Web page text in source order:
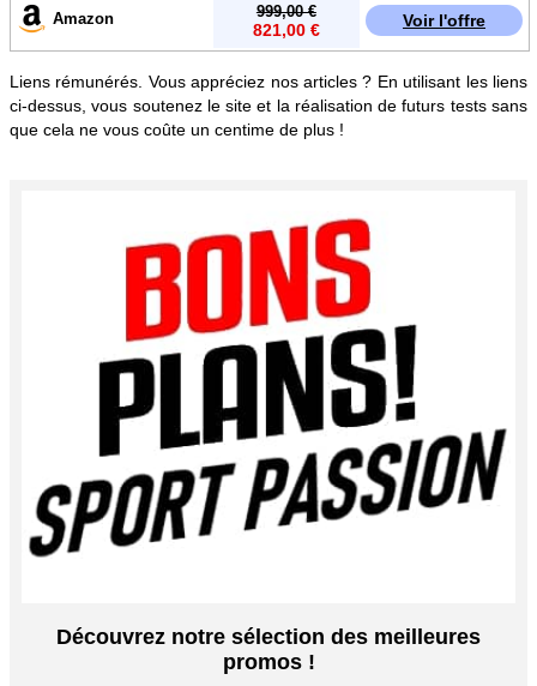
Amazon Voir l'offre
999,00 €
821,00 €
Liens rémunérés. Vous appréciez nos articles ? En utilisant les liens
ci-dessus, vous soutenez le site et la réalisation de futurs tests sans
que cela ne vous coûte un centime de plus !
Découvrez notre sélection des meilleures
promos !